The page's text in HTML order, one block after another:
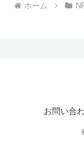
ホーム
お問い合